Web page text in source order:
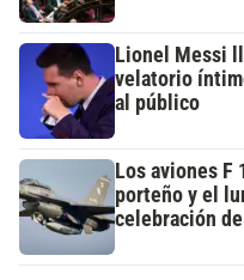
Lionel Messi
velatorio
al público
Los aviones F
porteño y el
celebración